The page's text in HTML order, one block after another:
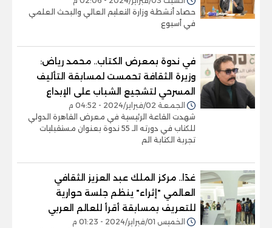
حصاد أنشطة وزارة التعليم العالي والبحث العلمي
في أسبوع
في ندوة بمعرض الكتاب.. محمد رياض:
وزيرة الثقافة تحمست لمسابقة التأليف
المسرحي لتشجيع الشباب على الإبداع
الجمعة 02/فبراير/2024 - 04:52 م
شهدت القاعة الرئيسية في معرض القاهرة الدولي
للكتاب في دورته الـ 55 ندوة بعنوان مستقبليات
تجربة الكتابة الم
غدًا.. مركز الملك عبد العزيز الثقافي
العالمي "إثراء" ينظم جلسة حوارية
للتعريف بمسابقة أقرأ للعالم العربي
الخميس 01/فبراير/2024 - 01:23 م